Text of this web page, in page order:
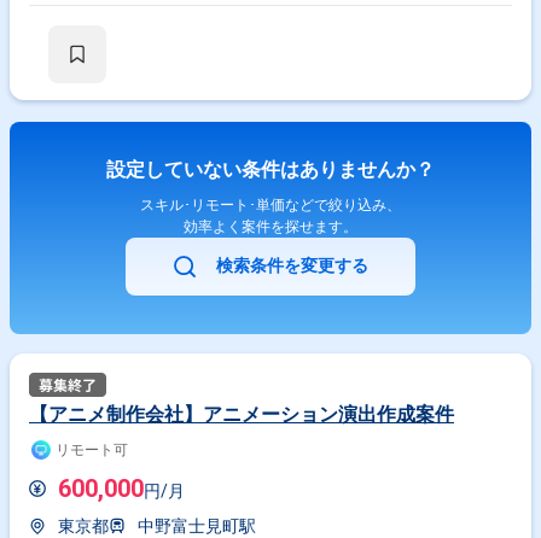
設定していない条件はありませんか？
スキル･リモート･単価などで絞り込み、
効率よく案件を探せます。
検索条件を変更する
【アニメ制作会社】アニメーション演出作成案件
リモート可
600,000円/月
東京都
中野富士見町駅